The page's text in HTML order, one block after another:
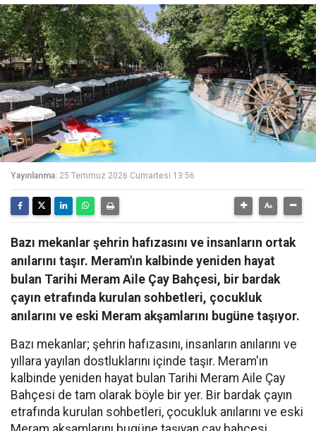
Yayınlanma: 25 Temmuz 2026 Cumartesi 13:56
Bazı mekanlar şehrin hafızasını ve insanların ortak
anılarını taşır. Meram'ın kalbinde yeniden hayat
bulan Tarihi Meram Aile Çay Bahçesi, bir bardak
çayın etrafında kurulan sohbetleri, çocukluk
anılarını ve eski Meram akşamlarını bugüne taşıyor.
Bazı mekanlar; şehrin hafızasını, insanların anılarını ve
yıllara yayılan dostluklarını içinde taşır. Meram'ın
kalbinde yeniden hayat bulan Tarihi Meram Aile Çay
Bahçesi de tam olarak böyle bir yer. Bir bardak çayın
etrafında kurulan sohbetleri, çocukluk anılarını ve eski